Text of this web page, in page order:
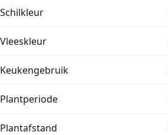
Schilkleur
Vleeskleur
Keukengebruik
Plantperiode
Plantafstand